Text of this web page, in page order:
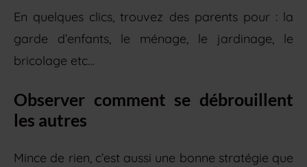
En quelques clics, trouvez des parents pour : la
garde d’enfants, le ménage, le jardinage, le
bricolage etc…
Observer comment se débrouillent
les autres
Mince de rien, c’est aussi une bonne stratégie que